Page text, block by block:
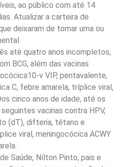
ao público com até 14
Atualizar a carteira de
deixaram de tomar uma ou
até quatro anos incompletos,
BCG, além das vacinas
v VIP, pentavalente,
C, febre amarela, tríplice viral,
cinco anos de idade, até os
vacinas contra HPV,
(dT), difteria, tétano e
viral, meningocócica ACWY
Saúde, Nílton Pinto, pais e